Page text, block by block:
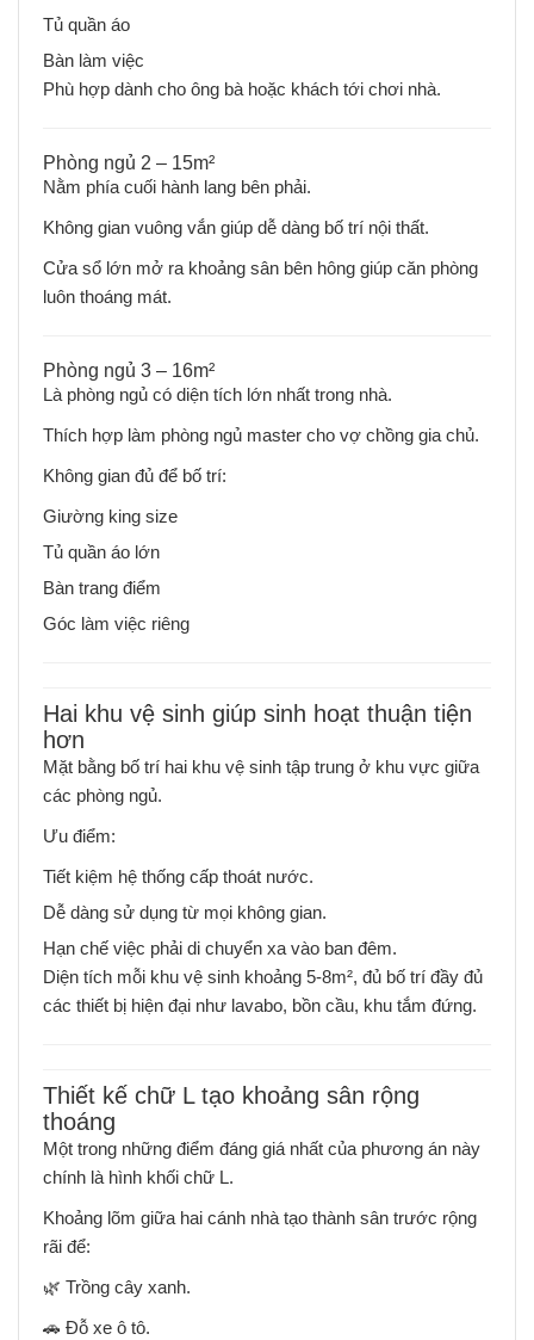
Tủ quần áo
Bàn làm việc
Phù hợp dành cho ông bà hoặc khách tới chơi nhà.
Phòng ngủ 2 – 15m²
Nằm phía cuối hành lang bên phải.
Không gian vuông vắn giúp dễ dàng bố trí nội thất.
Cửa sổ lớn mở ra khoảng sân bên hông giúp căn phòng
luôn thoáng mát.
Phòng ngủ 3 – 16m²
Là phòng ngủ có diện tích lớn nhất trong nhà.
Thích hợp làm phòng ngủ master cho vợ chồng gia chủ.
Không gian đủ để bố trí:
Giường king size
Tủ quần áo lớn
Bàn trang điểm
Góc làm việc riêng
Hai khu vệ sinh giúp sinh hoạt thuận tiện
hơn
Mặt bằng bố trí hai khu vệ sinh tập trung ở khu vực giữa
các phòng ngủ.
Ưu điểm:
Tiết kiệm hệ thống cấp thoát nước.
Dễ dàng sử dụng từ mọi không gian.
Hạn chế việc phải di chuyển xa vào ban đêm.
Diện tích mỗi khu vệ sinh khoảng 5-8m², đủ bố trí đầy đủ
các thiết bị hiện đại như lavabo, bồn cầu, khu tắm đứng.
Thiết kế chữ L tạo khoảng sân rộng
thoáng
Một trong những điểm đáng giá nhất của phương án này
chính là hình khối chữ L.
Khoảng lõm giữa hai cánh nhà tạo thành sân trước rộng
rãi để:
🌿 Trồng cây xanh.
🚗 Đỗ xe ô tô.